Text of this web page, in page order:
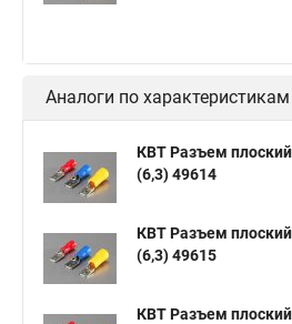
Аналоги по характеристикам
КВТ Разъем
(6,3) 49614
КВТ Разъем
(6,3) 49615
КВТ Разъем